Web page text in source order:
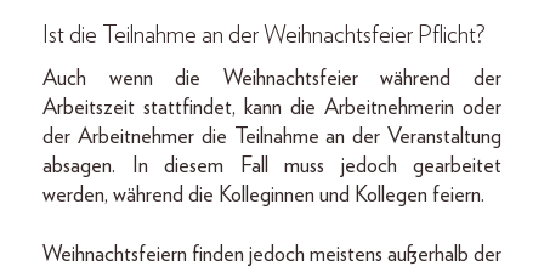
Ist die Teilnahme an der Weihnachtsfeier Pflicht?
Auch wenn die Weihnachtsfeier während der
Arbeitszeit stattfindet, kann die Arbeitnehmerin oder
der Arbeitnehmer die Teilnahme an der Veranstaltung
absagen. In diesem Fall muss jedoch gearbeitet
werden, während die Kolleginnen und Kollegen feiern.
Weihnachtsfeiern finden jedoch meistens außerhalb der